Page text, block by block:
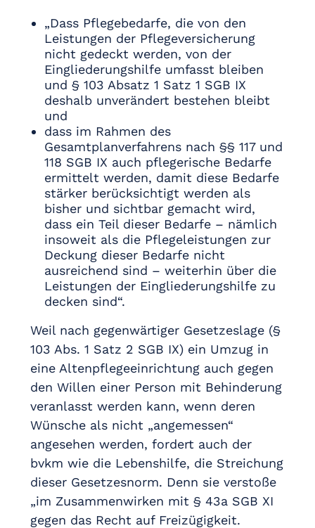
„Dass Pflegebedarfe, die von den
Leistungen der Pflegeversicherung
nicht gedeckt werden, von der
Eingliederungshilfe umfasst bleiben
und § 103 Absatz 1 Satz 1 SGB IX
deshalb unverändert bestehen bleibt
und
dass im Rahmen des
Gesamtplanverfahrens nach §§ 117 und
118 SGB IX auch pflegerische Bedarfe
ermittelt werden, damit diese Bedarfe
stärker berücksichtigt werden als
bisher und sichtbar gemacht wird,
dass ein Teil dieser Bedarfe – nämlich
insoweit als die Pflegeleistungen zur
Deckung dieser Bedarfe nicht
ausreichend sind – weiterhin über die
Leistungen der Eingliederungshilfe zu
decken sind“.
Weil nach gegenwärtiger Gesetzeslage (§
103 Abs. 1 Satz 2 SGB IX) ein Umzug in
eine Altenpflegeeinrichtung auch gegen
den Willen einer Person mit Behinderung
veranlasst werden kann, wenn deren
Wünsche als nicht „angemessen“
angesehen werden, fordert auch der
bvkm wie die Lebenshilfe, die Streichung
dieser Gesetzesnorm. Denn sie verstoße
„im Zusammenwirken mit § 43a SGB XI
gegen das Recht auf Freizügigkeit.